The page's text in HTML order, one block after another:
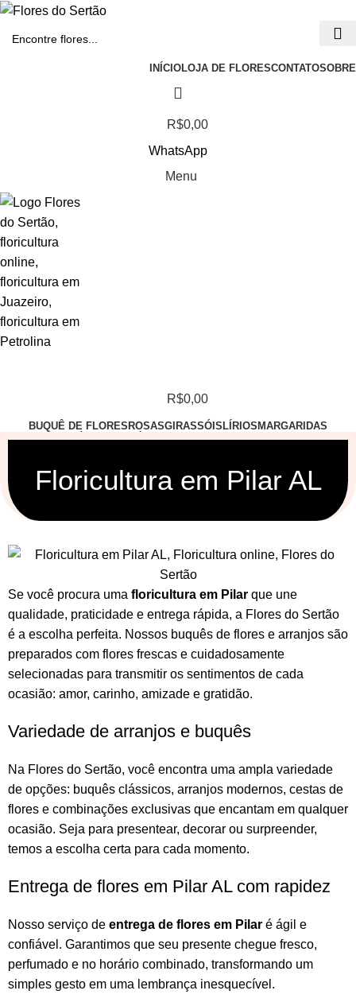
INÍCIOLOJA DE FLORESCONTATOSOBRE
R$0,00
WhatsApp
Menu
R$0,00
BUQUÊ DE FLORES ROSASGIRASSÓIS LÍRIOS MARGARIDAS
ASTROMÉLIASORQUÍDEASLISIANTOARRANJOESPECIAIS
Floricultura em Pilar AL
Se você procura uma floricultura em Pilar que une
qualidade, praticidade e entrega rápida, a Flores do Sertão
é a escolha perfeita. Nossos buquês de flores e arranjos são
preparados com flores frescas e cuidadosamente
selecionadas para transmitir os sentimentos de cada
ocasião: amor, carinho, amizade e gratidão.
Variedade de arranjos e buquês
Na Flores do Sertão, você encontra uma ampla variedade
de opções: buquês clássicos, arranjos modernos, cestas de
flores e combinações exclusivas que encantam em qualquer
ocasião. Seja para presentear, decorar ou surpreender,
temos a escolha certa para cada momento.
Entrega de flores em Pilar AL com rapidez
Nosso serviço de entrega de flores em Pilar é ágil e
confiável. Garantimos que seu presente chegue fresco,
perfumado e no horário combinado, transformando um
simples gesto em uma lembrança inesquecível.